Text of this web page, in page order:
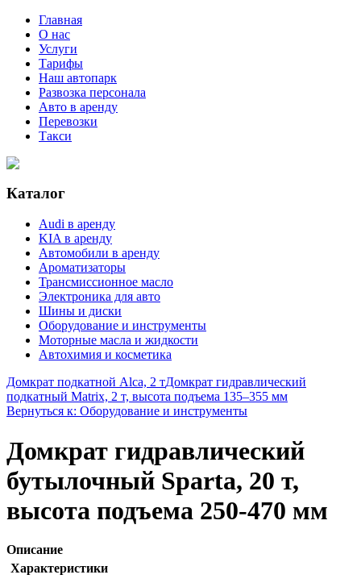
Главная
О нас
Услуги
Тарифы
Наш автопарк
Развозка персонала
Авто в аренду
Перевозки
Такси
Каталог
Audi в аренду
KIA в аренду
Автомобили в аренду
Ароматизаторы
Трансмиссионное масло
Электроника для авто
Шины и диски
Оборудование и инструменты
Моторные масла и жидкости
Автохимия и косметика
Домкрат подкатной Alca, 2 тДомкрат гидравлический
подкатный Matrix, 2 т, высота подъема 135–355 мм
Вернуться к: Оборудование и инструменты
Домкрат гидравлический
бутылочный Sparta, 20 т,
высота подъема 250-470 мм
Описание
Характеристики